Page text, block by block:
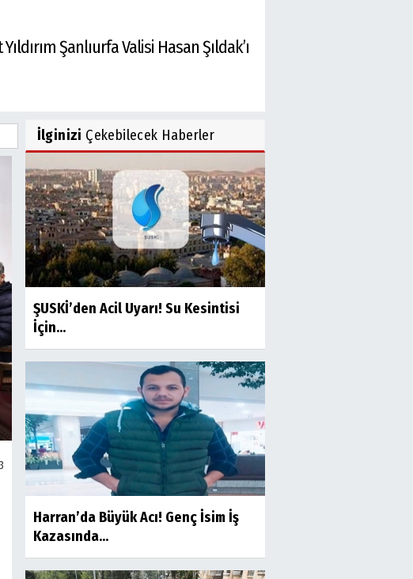
Şanlıurfa Valisi Hasan Şıldak’ı
İlginizi Çekebilecek Haberler
ŞUSKİ’den Acil Uyarı! Su Kesintisi
İçin...
Harran’da Büyük Acı! Genç İsim İş
Kazasında...